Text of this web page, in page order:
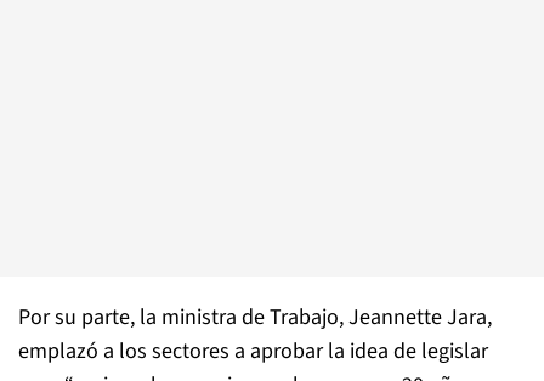
Por su parte, la ministra de Trabajo, Jeannette Jara,
emplazó a los sectores a aprobar la idea de legislar